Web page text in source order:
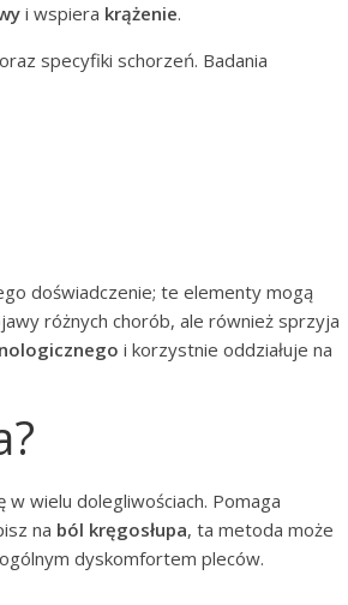
i wspiera krążenie.
specyfiki schorzeń. Badania
doświadczenie; te elementy mogą
różnych chorób, ale również sprzyja
i korzystnie oddziałuje na
wielu dolegliwościach. Pomaga
na ból kręgosłupa, ta metoda może
dyskomfortem pleców.